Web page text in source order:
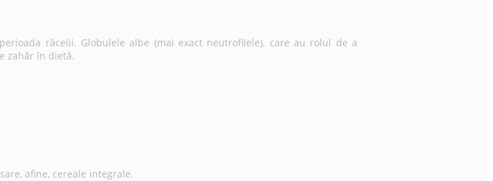
răcelii. Globulele albe (mai exact neutrofilele), care au rolul de a
zahăr în dietă.
afine, cereale integrale.